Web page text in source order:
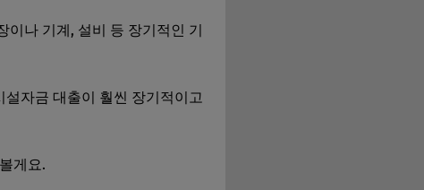
이나 기계, 설비 등 장기적인 기
자금 대출이 훨씬 장기적이고
게요.